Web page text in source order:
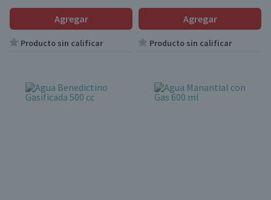
Agregar
Producto sin calificar
Agregar
Producto sin calificar